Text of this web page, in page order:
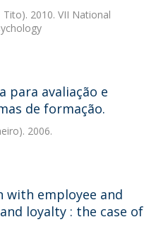
2010. VII National
para avaliação e
de formação.
2006.
employee and
loyalty : the case of